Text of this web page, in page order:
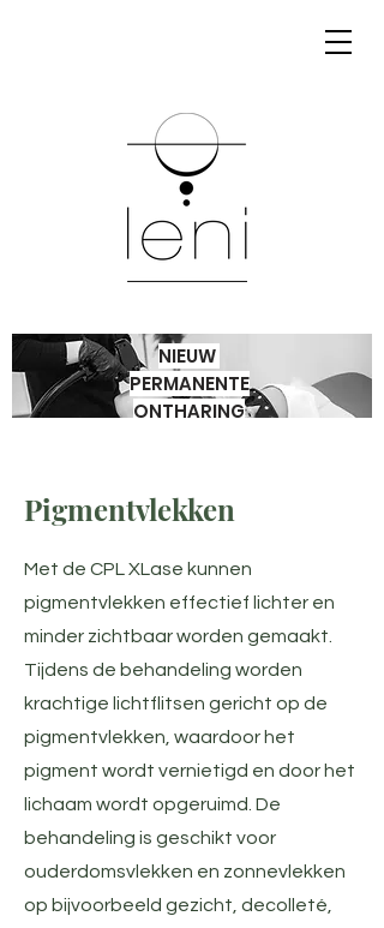
NIEUW
PERMANENTE
ONTHARING
Pigmentvlekken
Met de CPL XLase kunnen
pigmentvlekken effectief lichter en
minder zichtbaar worden gemaakt.
Tijdens de behandeling worden
krachtige lichtflitsen gericht op de
pigmentvlekken, waardoor het
pigment wordt vernietigd en door het
lichaam wordt opgeruimd. De
behandeling is geschikt voor
ouderdomsvlekken en zonnevlekken
op bijvoorbeeld gezicht, decolleté,